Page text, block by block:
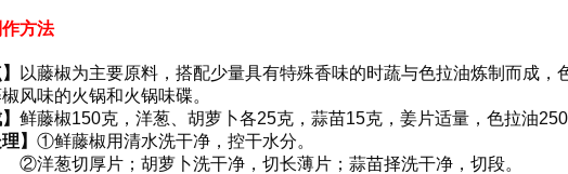
方法
以藤椒为主要原料，搭配少量具有特殊香味的时蔬与色拉油炼制而成，
风味的火锅和火锅味碟。
鲜藤椒150克，洋葱、胡萝卜各25克，蒜苗15克，姜片适量，色拉油250
】 ①鲜藤椒用清水洗干净，控干水分。
片；胡萝卜洗干净，切长薄片；蒜苗择洗干净，切段。